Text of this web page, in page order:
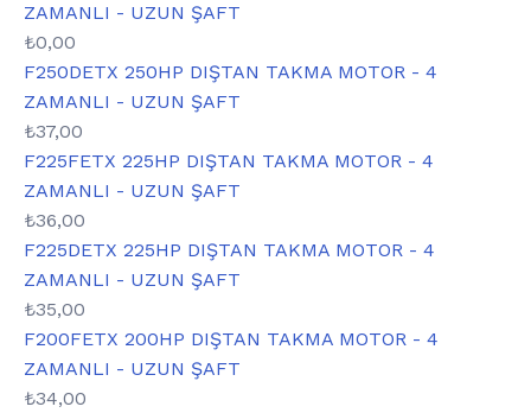
ZAMANLI - UZUN ŞAFT
₺0,00
F250DETX 250HP DIŞTAN TAKMA MOTOR - 4
ZAMANLI - UZUN ŞAFT
₺37,00
F225FETX 225HP DIŞTAN TAKMA MOTOR - 4
ZAMANLI - UZUN ŞAFT
₺36,00
F225DETX 225HP DIŞTAN TAKMA MOTOR - 4
ZAMANLI - UZUN ŞAFT
₺35,00
F200FETX 200HP DIŞTAN TAKMA MOTOR - 4
ZAMANLI - UZUN ŞAFT
₺34,00